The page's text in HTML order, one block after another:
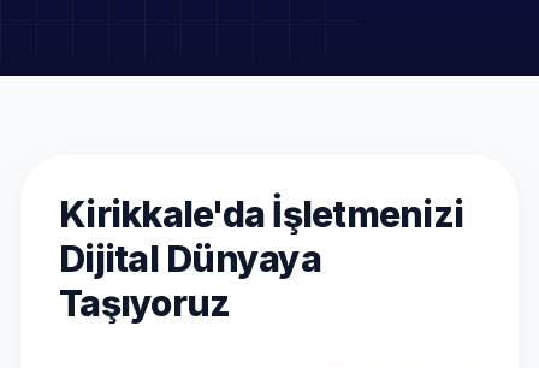
Kirikkale'da İşletmenizi
Dijital Dünyaya
Taşıyoruz